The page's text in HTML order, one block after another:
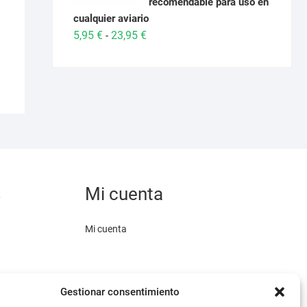
Gestionar consentimiento
cualquier aviario
5,95 € - 23,95 €Rango
Mi cuenta
Mi cuenta